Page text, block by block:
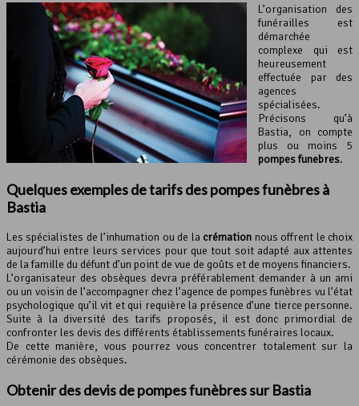
L’organisation des
funérailles est
démarchée
complexe qui est
heureusement
effectuée par des
agences
spécialisées.
Précisons qu’à
Bastia, on compte
plus ou moins 5
pompes funèbres.
Quelques exemples de tarifs des pompes funèbres à
Bastia
Les spécialistes de l’inhumation ou de la crémation nous offrent le choix
aujourd’hui entre leurs services pour que tout soit adapté aux attentes
de la famille du défunt d’un point de vue de goûts et de moyens financiers.
L’organisateur des obsèques devra préférablement demander à un ami
ou un voisin de l’accompagner chez l’agence de pompes funèbres vu l’état
psychologique qu’il vit et qui requière la présence d’une tierce personne.
Suite à la diversité des tarifs proposés, il est donc primordial de
confronter les devis des différents établissements funéraires locaux.
De cette manière, vous pourrez vous concentrer totalement sur la
cérémonie des obsèques.
Obtenir des devis depompes funèbressur Bastia